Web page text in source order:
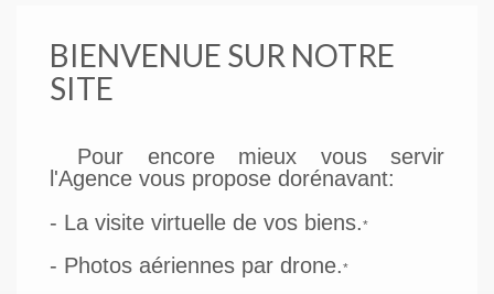
BIENVENUE SUR NOTRE
SITE
Pour encore mieux vous servir
l'Agence vous propose dorénavant:
- La visite virtuelle de vos biens.*
- Photos aériennes par drone.*